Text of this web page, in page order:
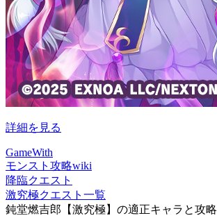
詳細を見る
GameWith
モンスト攻略wiki
降臨クエスト
激究極クエスト一覧
鈍堂燃吉郎【激究極】の適正キャラと攻略